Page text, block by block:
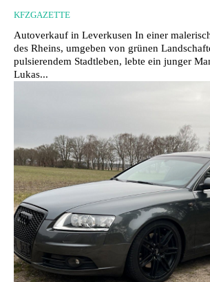
KFZGAZETTE
Autoverkauf in Leverkusen In einer
des Rheins, umgeben von grünen
pulsierendem Stadtleben, lebte ein junger
Lukas...